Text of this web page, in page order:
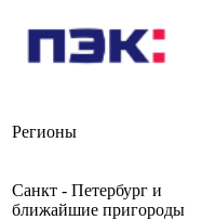
Регионы
Санкт - Петербург и
ближайшие пригороды